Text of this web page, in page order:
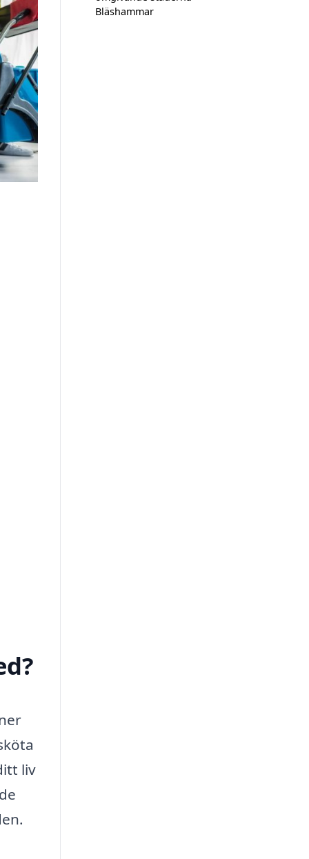
liv
Bläshammar